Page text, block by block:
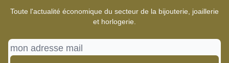
Toute l'actualité économique du secteur de la bijouterie, joaillerie
et horlogerie.